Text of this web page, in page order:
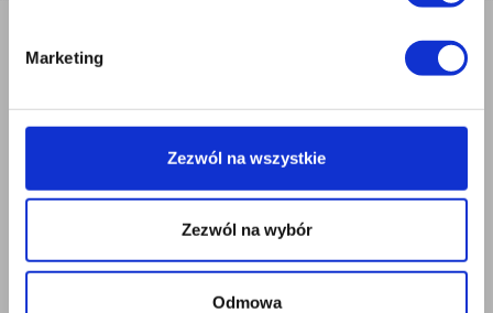
Marketing
Zezwól na wszystkie
Zezwól na wybór
Odmowa
Chrzanowie
ul. Kroczymiech 2
Tel. (32) 62 57 201
Zakład Produkcyjny w
Międzyrzeczu
ul. Kazimierza Wielkiego 55
Tel. (95) 74 11 406
Biuro Zarządu
ul. Wspólna 6
Zakład Produkcyjny w Pelplinie
Tel. (58) 88 88 400